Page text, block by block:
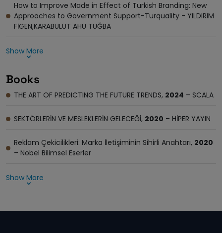
How to Improve Made in Effect of Turkish Branding: New
Approaches to Government Support-Turquality - YILDIRIM
FİGEN,KARABULUT AHU TUĞBA
Show More
Books
THE ART OF PREDICTING THE FUTURE TRENDS, 2024 – SCALA
SEKTÖRLERİN VE MESLEKLERİN GELECEĞİ, 2020 – HİPER YAYIN
Reklam Çekicilikleri: Marka İletişiminin Sihirli Anahtarı, 2020
– Nobel Bilimsel Eserler
Show More